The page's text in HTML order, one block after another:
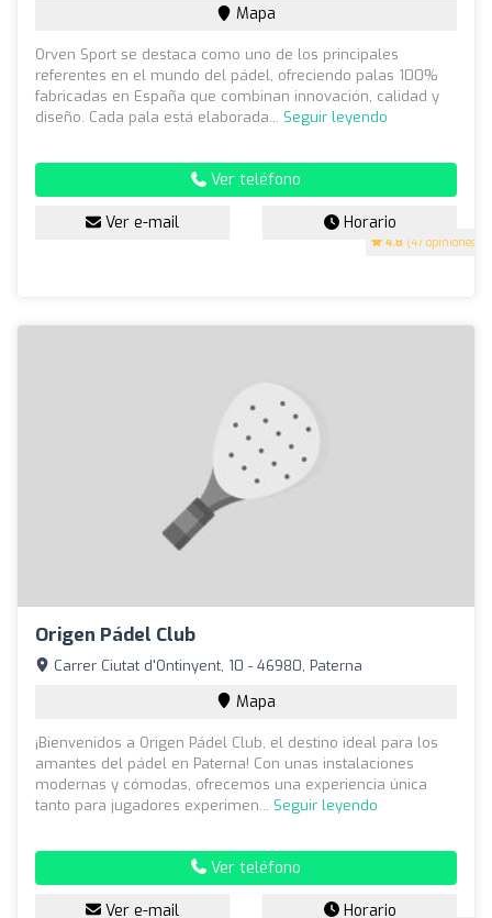
4.8 (47 opiniones)
Mapa
Orven Sport se destaca como uno de los principales
referentes en el mundo del pádel, ofreciendo palas 100%
fabricadas en España que combinan innovación, calidad y
diseño. Cada pala está elaborada... Seguir leyendo
Ver teléfono
Ver e-mail Horario
Origen Pádel Club
Carrer Ciutat d'Ontinyent, 10 - 46980, Paterna
Mapa
¡Bienvenidos a Origen Pádel Club, el destino ideal para los
amantes del pádel en Paterna! Con unas instalaciones
modernas y cómodas, ofrecemos una experiencia única
tanto para jugadores experimen... Seguir leyendo
Ver teléfono
Ver e-mail Horario